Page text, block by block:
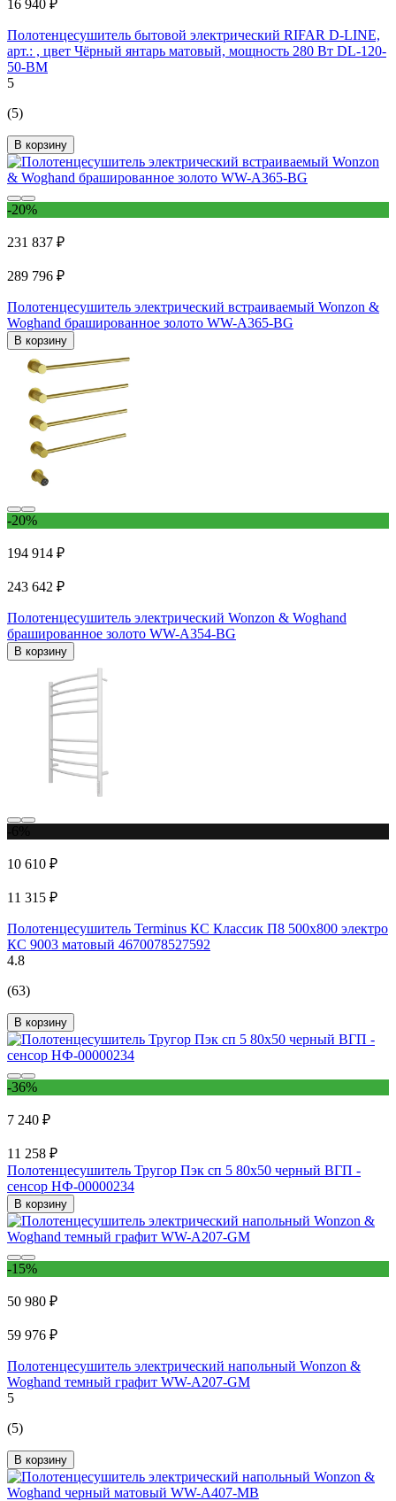
16 940 ₽
Полотенцесушитель бытовой электрический RIFAR D-LINE,
арт.: , цвет Чёрный янтарь матовый, мощность 280 Вт DL-120-
50-BM
5
(5)
В корзину
-20%
231 837 ₽
289 796 ₽
Полотенцесушитель электрический встраиваемый Wonzon &
Woghand брашированное золото WW-A365-BG
В корзину
-20%
194 914 ₽
243 642 ₽
Полотенцесушитель электрический Wonzon & Woghand
брашированное золото WW-A354-BG
В корзину
10 610 ₽
11 315 ₽
Полотенцесушитель Terminus КС Классик П8 500x800 электро
КС 9003 матовый 4670078527592
4.8
(63)
В корзину
-36%
7 240 ₽
11 258 ₽
Полотенцесушитель Тругор Пэк сп 5 80х50 черный ВГП -
сенсор НФ-00000234
В корзину
-15%
50 980 ₽
59 976 ₽
Полотенцесушитель электрический напольный Wonzon &
Woghand темный графит WW-A207-GM
5
(5)
В корзину